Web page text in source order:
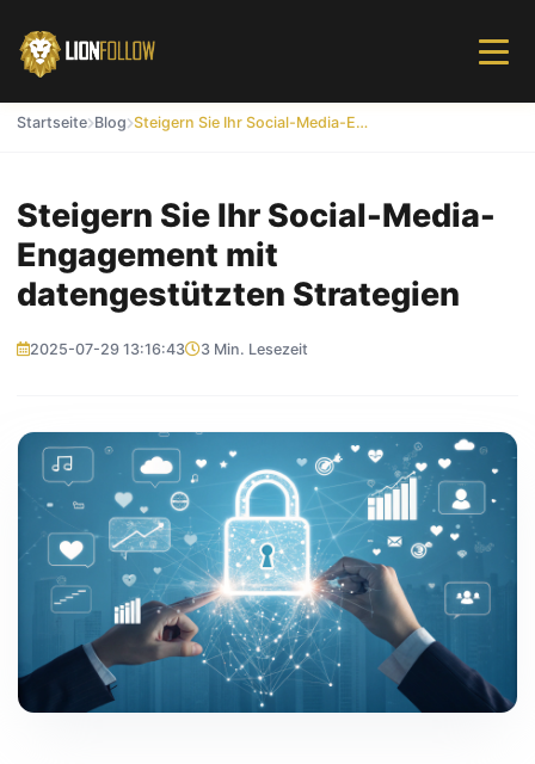
Startseite Blog Steigern Sie Ihr Social-Media-Engagement mit datengestützten Strategien
Steigern Sie Ihr Social-Media-
Engagement mit
datengestützten Strategien
2025-07-29 13:16:43 3 Min. Lesezeit